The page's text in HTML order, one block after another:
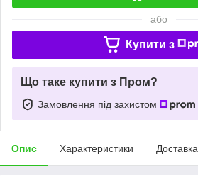
або
Купити з
Що таке купити з Пром?
Замовлення під захистом
Опис Характеристики Доставка